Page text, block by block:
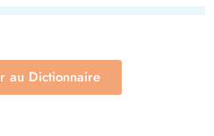
au Dictionnaire